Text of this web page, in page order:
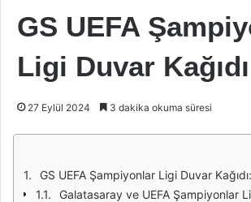
GS UEFA
Ligi Duvar Kağıdı
27 Eylül 2024 3 dakika okuma süresi
GS UEFA Şampiyonlar Ligi Duvar Kağıdı: Galatasaray'ın
Galatasaray ve UEFA Şampiyonlar